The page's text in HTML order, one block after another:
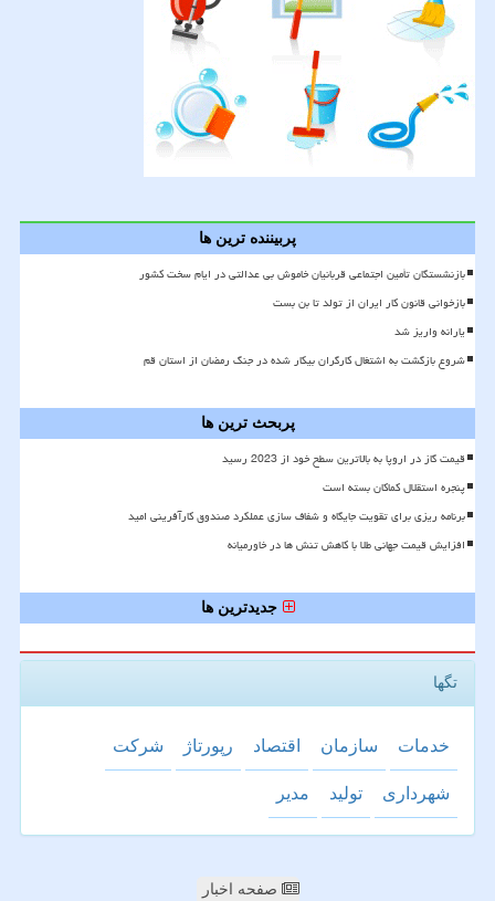
پربیننده ترین ها
بازنشستگان تأمین اجتماعی قربانیان خاموش بی عدالتی در ایام سخت کشور
بازخوانی قانون کار ایران از تولد تا بن بست
یارانه واریز شد
شروع بازگشت به اشتغال کارگران بیکار شده در جنگ رمضان از استان قم
پربحث ترین ها
قیمت گاز در اروپا به بالاترین سطح خود از 2023 رسید
پنجره استقلال کماکان بسته است
برنامه ریزی برای تقویت جایگاه و شفاف سازی عملکرد صندوق کارآفرینی امید
افزایش قیمت جهانی طلا با کاهش تنش ها در خاورمیانه
جدیدترین ها
تگها
خدمات سازمان اقتصاد رپورتاژ شركت
شهرداری تولید مدیر
صفحه اخبار